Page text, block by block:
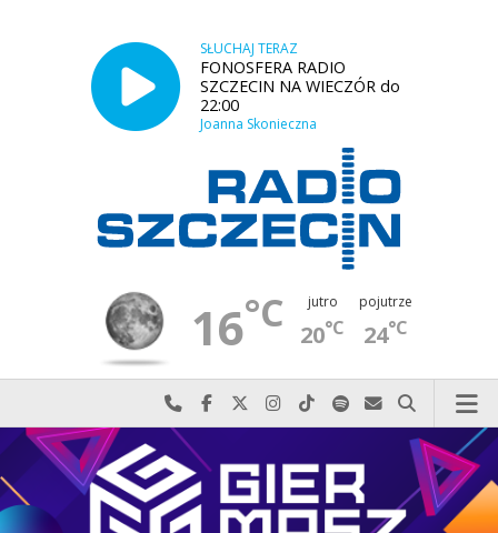
SŁUCHAJ TERAZ
FONOSFERA RADIO
SZCZECIN NA WIECZÓR do
22:00
Joanna Skonieczna
16°C jutro
20°C
pojutrze
24°C
Najlepiej po prostu do nas zadzwoń
Odwiedź nas na Facebook-u
Odwiedź nas na X
Odwiedź nas na Instagram-ie
Odwiedź nas na TikTok-u
Szukaj nas na Spotify
Wyślij do nas
Szukaj